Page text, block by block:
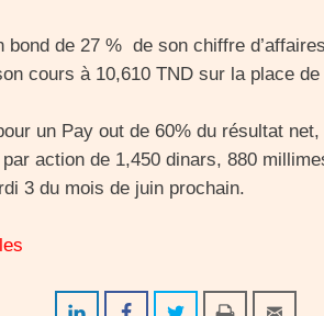
bond de 27 % de son chiffre
cours à 10,610 TND sur la place
un Pay out de 60% du résultat
action de 1,450 dinars, 880
3 du mois de juin prochain.